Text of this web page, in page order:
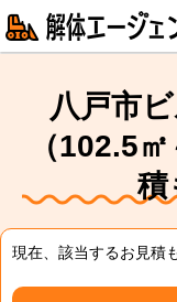
八戸市
（102.5
積
現在、該当するお見積